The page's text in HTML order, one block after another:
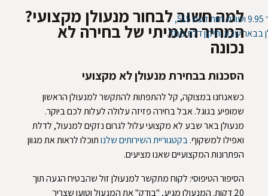
למה חשוב לבחור מנעולן מקצועי?
המחיר האמיתי של בחירה לא
נכונה
הסכנות בבחירת מנעולן לא מקצועי
כשאנחנו במצוקה, קל להתפתות להתקשר למנעולן הראשון
שמופיע בגוגל. אבל בחירה פזיזה עלולה לעלות לכם ביוקר.
מנעולן באר שבע לא מקצועי עלול לגרום נזקים למנעול, לדלת
ואפילו למשקוף.בקטגוריית השירותים שלנותוכלו לראות את מגוון
הפתרונות המקצועיים שאנו מציעים.
הסיפור הטיפוסי: לקוח מתקשר למנעולן זול שהבטיח הגעה תוך
20 דקות. המנעולן מגיע, "בודק" את המנעול וטוען שצריך